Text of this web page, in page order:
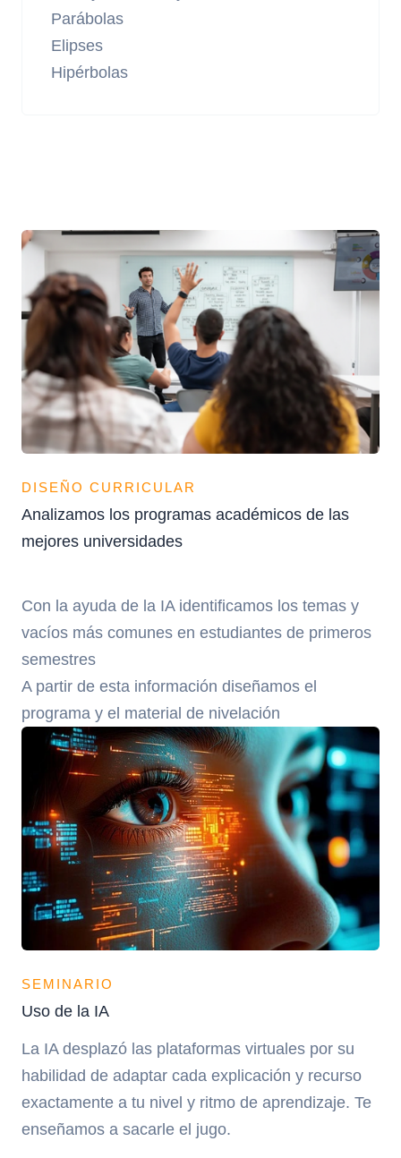
Parábolas
Elipses
Hipérbolas
DISEÑO CURRICULAR
Analizamos los programas académicos de las
mejores universidades
Con la ayuda de la IA identificamos los temas y
vacíos más comunes en estudiantes de primeros
semestres
A partir de esta información diseñamos el
programa y el material de nivelación
SEMINARIO
Uso de la IA
La IA desplazó las plataformas virtuales por su
habilidad de adaptar cada explicación y recurso
exactamente a tu nivel y ritmo de aprendizaje. Te
enseñamos a sacarle el jugo.